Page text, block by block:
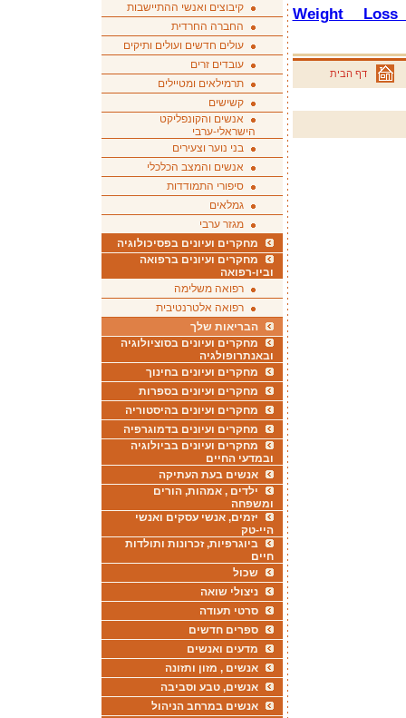
Weight
דף הבית
קיבוצים ואנשי ההתיישבות
החברה החרדית
עולים חדשים ועולים ותיקים
עובדים זרים
תרמילאים ומטיילים
קשישים
אנשים והקונפליקט
הישראלי-ערבי
בני נוער וצעירים
אנשים והמצב הכלכלי
סיפורי התמודדות
גמלאים
מגזר ערבי
מחקרים ועיונים בפסיכולוגיה
מחקרים ועיונים ברפואה
וביו-רפואה
רפואה משלימה
רפואה אלטרנטיבית
הבריאות שלך
מחקרים ועיונים בסוציולוגיה
ובאנתרופולגיה
מחקרים ועיונים בחינוך
מחקרים ועיונים בספרות
מחקרים ועיונים בהיסטוריה
מחקרים ועיונים בדמוגרפיה
מחקרים ועיונים בביולוגיה
ובמדעי החיים
אנשים בעת העתיקה
ילדים , אמהות, הורים
ומשפחה
יזמים, אנשי עסקים ואנשי
היי-טק
ביוגרפיות, זכרונות ותולדות
חיים
שכול
ניצולי שואה
סרטי תעודה
ספרים חדשים
מדעים ואנשים
אנשים , מזון ותזונה
אנשים, טבע וסביבה
אנשים במרחב הניהול